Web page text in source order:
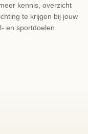
kennis, overzicht
te krijgen bij jouw
en sportdoelen.